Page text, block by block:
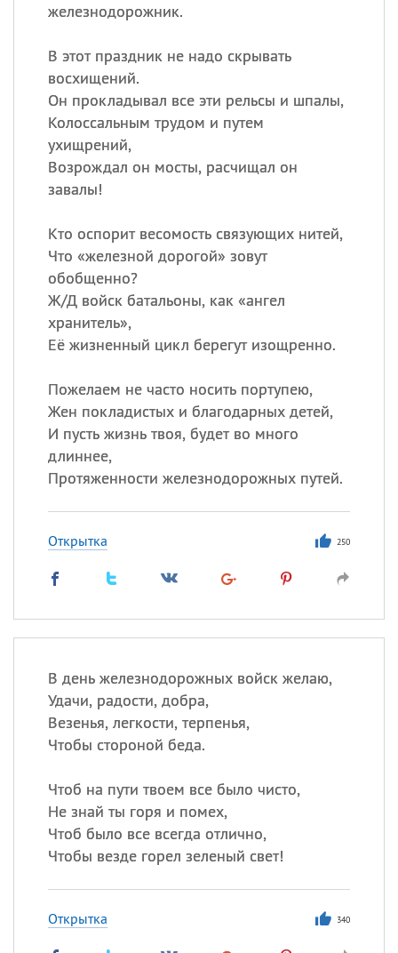
железнодорожник.
В этот праздник не надо скрывать
восхищений.
Он прокладывал все эти рельсы и шпалы,
Колоссальным трудом и путем
ухищрений,
Возрождал он мосты, расчищал он
завалы!
Кто оспорит весомость связующих нитей,
Что «железной дорогой» зовут
обобщенно?
Ж/Д войск батальоны, как «ангел
хранитель»,
Её жизненный цикл берегут изощренно.
Пожелаем не часто носить портупею,
Жен покладистых и благодарных детей,
И пусть жизнь твоя, будет во много
длиннее,
Протяженности железнодорожных путей.
Открытка 250
В день железнодорожных войск желаю,
Удачи, радости, добра,
Везенья, легкости, терпенья,
Чтобы стороной беда.
Чтоб на пути твоем все было чисто,
Не знай ты горя и помех,
Чтоб было все всегда отлично,
Чтобы везде горел зеленый свет!
Открытка 340